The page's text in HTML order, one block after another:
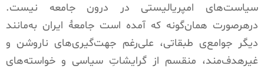
سیاست‌های امپریالیستی در درون جامعه نیست.
درهرصورت همان‌گونه که آمده است جامعۀ ایران به‌مانند
دیگر جوامع‌ی طبقاتی، علی‌رغم جهت‌گیری‌های ناروشن و
غیرهدف‌مند، منقسم از گرایشاتِ سیاسی و خواسته‌های